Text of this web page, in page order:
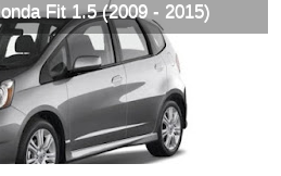
Fit 1.5 (2009 - 2015)